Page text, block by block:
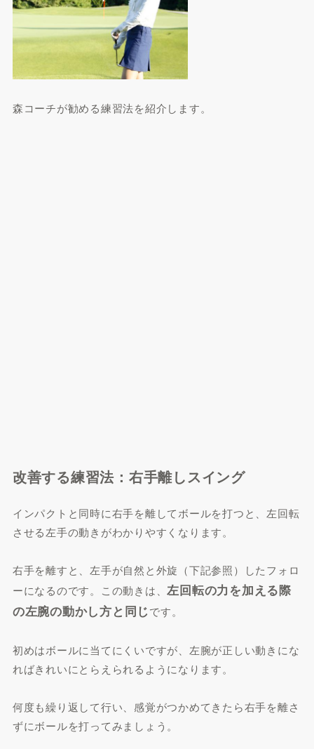
森コーチが勧める練習法を紹介します。
改善する練習法：右手離しスイング
インパクトと同時に右手を離してボールを打つと、左回転
させる左手の動きがわかりやすくなります。
右手を離すと、左手が自然と外旋（下記参照）したフォロ
ーになるのです。この動きは、左回転の力を加える際
の左腕の動かし方と同じです。
初めはボールに当てにくいですが、左腕が正しい動きにな
ればきれいにとらえられるようになります。
何度も繰り返して行い、感覚がつかめてきたら右手を離さ
ずにボールを打ってみましょう。